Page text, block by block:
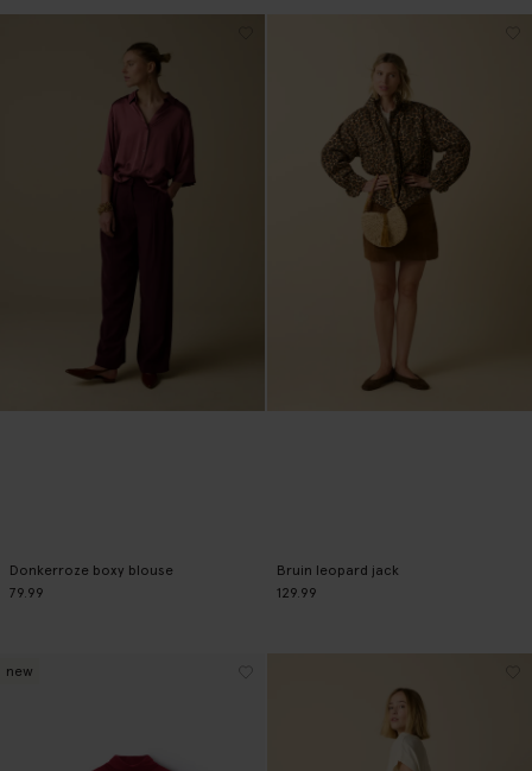
Donkerroze boxy blouse
79.99
Bruin leopard jack
129.99
new